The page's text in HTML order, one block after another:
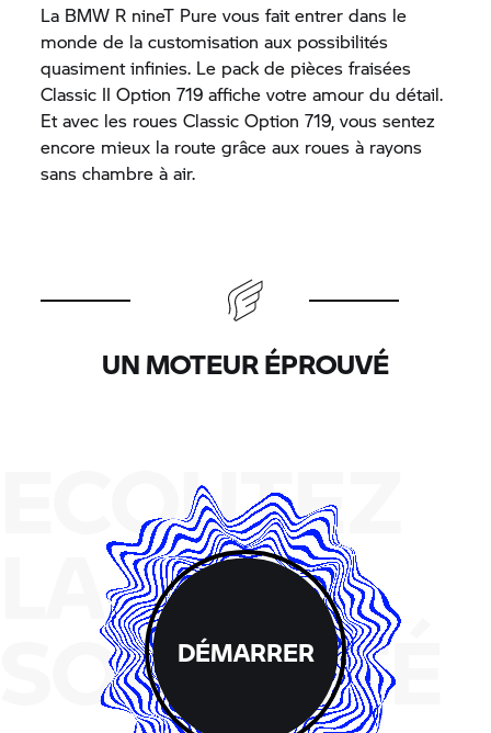
La BMW R nineT Pure vous fait entrer dans le
monde de la customisation aux possibilités
quasiment infinies. Le pack de pièces fraisées
Classic II Option 719 affiche votre amour du détail.
Et avec les roues Classic Option 719, vous sentez
encore mieux la route grâce aux roues à rayons
sans chambre à air.
UN MOTEUR ÉPROUVÉ
ECOUTEZ
SONORITÉ
DÉMARRER